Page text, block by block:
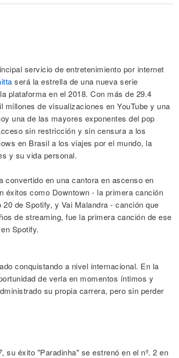
servicio de entretenimiento por internet
será la estrella de una nueva serie
plataforma en el 2018. Con más de 29.4
de visualizaciones en YouTube y una
una de las mayores exponentes del pop
sin restricción y sin censura a los
en Brasil a los viajes por el mundo, la
y su vida personal.
convertido en una cantora en ascenso en
éxitos como Downtown - la primera canción
de Spotify, y Vai Malandra - canción que
de streaming, fue la primera canción de ese
Spotify.
conquistando a nivel internacional. En la
de verla en momentos íntimos y
su propia carrera, pero sin perder
éxito "Paradinha" se estrenó en el nº. 2 en